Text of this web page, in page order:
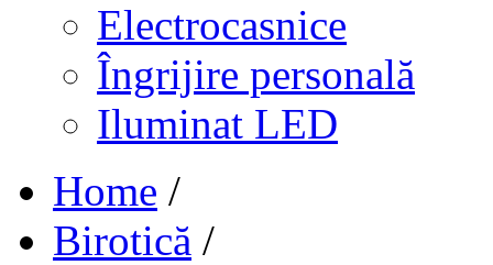
Electrocasnice
Îngrijire personală
Iluminat LED
Home /
Birotică /